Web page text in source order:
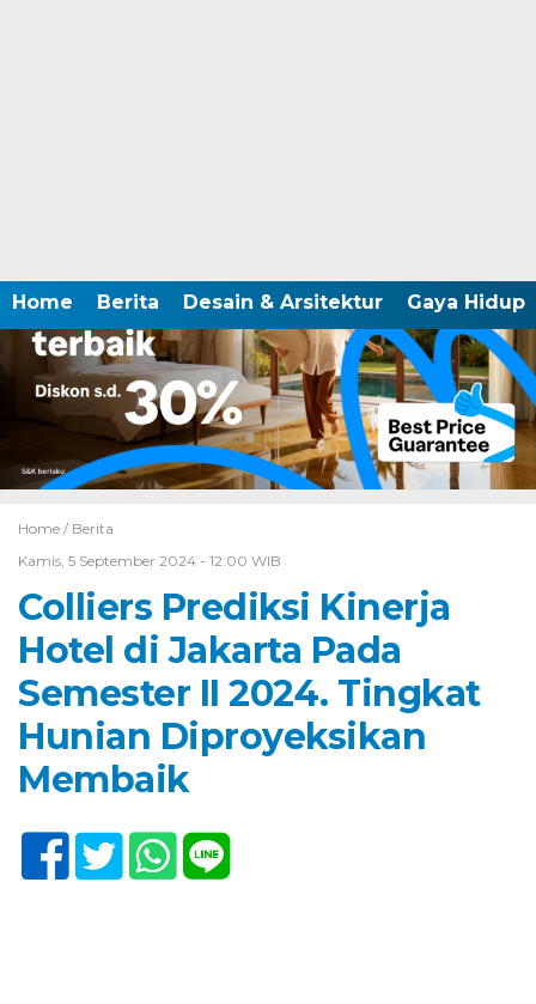
Home Berita Desain & Arsitektur Gaya Hidup
Home / Berita
Kamis, 5 September 2024 - 12:00 WIB
Colliers Prediksi Kinerja
Hotel di Jakarta Pada
Semester II 2024. Tingkat
Hunian Diproyeksikan
Membaik